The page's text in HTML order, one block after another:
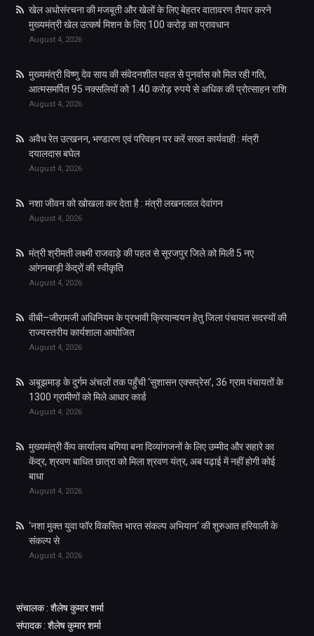
खेल अधोसंरचना की मजबूती और खेलों के लिए बेहतर वातावरण तैयार करने
मुख्यमंत्री खेल उत्कर्ष मिशन के लिए 100 करोड़ का प्रावधान
August 4, 2026
मुख्यमंत्री विष्णु देव साय की संवेदनशील पहल से पुनर्वास को मिल रही गति,
आत्मसमर्पित 95 नक्सलियों को 1.40 करोड़ रुपये से अधिक की प्रोत्साहन राशि
August 4, 2026
अवैध रेत उत्खनन, भण्डारण एवं परिवहन पर करें सख्त कार्यवाही : मंत्री
दयालदास बघेल
August 4, 2026
नशा जीवन को खोखला कर देता है : मंत्री लखनलाल देवांगन
August 4, 2026
मंत्री श्रीमती लक्ष्मी राजवाड़े की पहल से सूरजपुर जिले को मिली 5 नए
आंगनबाड़ी केंद्रों की स्वीकृति
August 4, 2026
वीबी–जीरामजी अधिनियम के प्रभावी क्रियान्वयन हेतु जिला पंचायत सदस्यों की
राज्यस्तरीय कार्यशाला आयोजित
August 4, 2026
अबूझमाड़ के दुर्गम अंचलों तक पहुँची ‘सुशासन एक्सप्रेस’, 36 ग्राम पंचायतों के
1300 ग्रामीणों को मिले आधार कार्ड
August 4, 2026
मुख्यमंत्री कैंप कार्यालय बगिया बना दिव्यांगजनों के लिए उम्मीद और सहारे का
केंद्र, श्रवण बाधित छात्रा को मिला श्रवण यंत्र, अब पढ़ाई में नहीं होगी कोई
बाधा
August 4, 2026
‘नशा मुक्त युवा फॉर विकसित भारत संकल्प अभियान‘ की शुरुआत हरियाली के
संकल्प से
August 4, 2026
संचालक : शैलेष कुमार शर्मा
संपादक : शैलेष कुमार शर्मा